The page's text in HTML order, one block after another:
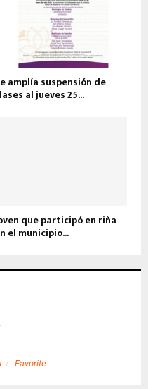
amplía suspensión de
al jueves 25...
que participó en riña
el municipio...
Favorite